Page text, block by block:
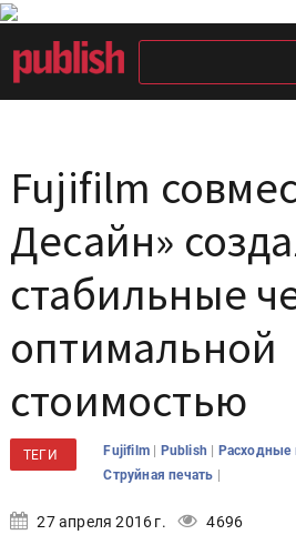
Fujifilm
Десайн»
стабильные
оптимальной
стоимостью
ТЕГИ Fujifilm | Publish | Расходные
Струйная печать |
27 апреля 2016 г. 4696